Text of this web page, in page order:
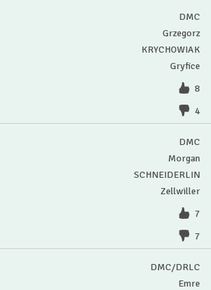
DMC
Grzegorz
KRYCHOWIAK
Gryfice
8
4
DMC
Morgan
SCHNEIDERLIN
Zellwiller
7
7
DMC/DRLC
Emre